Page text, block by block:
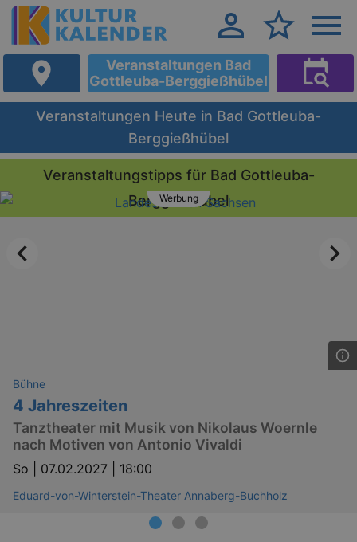
Veranstaltungen Bad
Gottleuba-Berggießhübel
Veranstaltungen Heute in Bad Gottleuba-
Berggießhübel
Veranstaltungstipps für Bad Gottleuba-
Berggießhübel
Werbung
Bühne
4 Jahreszeiten
Tanztheater mit Musik von Nikolaus Woernle
nach Motiven von Antonio Vivaldi
So | 07.02.2027 | 18:00
Eduard-von-Winterstein-Theater Annaberg-Buchholz